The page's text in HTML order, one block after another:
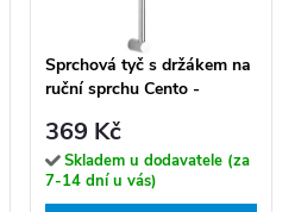
Sprchová tyč s držákem na
ruční sprchu Cento -
369 Kč
Skladem u dodavatele (za
7-14 dní u vás)